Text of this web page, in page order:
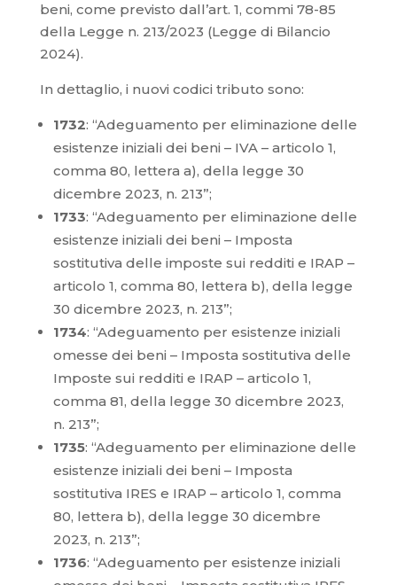
beni, come previsto dall’art. 1, commi 78-85
della Legge n. 213/2023 (Legge di Bilancio
2024).
In dettaglio, i nuovi codici tributo sono:
1732: “Adeguamento per eliminazione delle
esistenze iniziali dei beni – IVA – articolo 1,
comma 80, lettera a), della legge 30
dicembre 2023, n. 213”;
1733: “Adeguamento per eliminazione delle
esistenze iniziali dei beni – Imposta
sostitutiva delle imposte sui redditi e IRAP –
articolo 1, comma 80, lettera b), della legge
30 dicembre 2023, n. 213”;
1734: “Adeguamento per esistenze iniziali
omesse dei beni – Imposta sostitutiva delle
Imposte sui redditi e IRAP – articolo 1,
comma 81, della legge 30 dicembre 2023,
n. 213”;
1735: “Adeguamento per eliminazione delle
esistenze iniziali dei beni – Imposta
sostitutiva IRES e IRAP – articolo 1, comma
80, lettera b), della legge 30 dicembre
2023, n. 213”;
1736: “Adeguamento per esistenze iniziali